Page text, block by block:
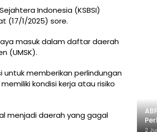
Indonesia (KSBSI)
(17/1/2025) sore.
masuk dalam daftar daerah
(UMSK).
untuk memberikan perlindungan
kondisi kerja atau risiko
menjadi daerah yang gagal
2